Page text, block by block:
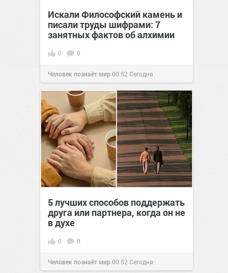
Искали Философский камень и
писали труды шифрами: 7
занятных фактов об алхимии
0 0
Человек познаёт мир00:52 Сегодня
5 лучших способов поддержать
друга или партнера, когда он не
в духе
0 0
Человек познаёт мир00:52 Сегодня